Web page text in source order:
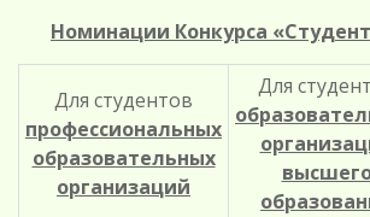
Номинации Конкурса
Для студентов
профессиональных
образовательных
организаций
Для